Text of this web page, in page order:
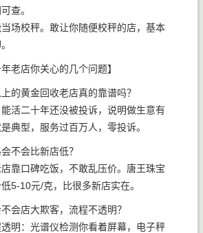
查。
场校秤。敢让你随便校秤的店，基本
老店你关心的几个问题】
的黄金回收老店真的靠谱吗？
活二十年还没被投诉，说明做生意有
典型，服务过百万人，零投诉。
不会比新店低？
靠口碑吃饭，不敢乱压价。唐王珠宝
5-10元/克，比很多新店实在。
会店大欺客，流程不透明？
明：光谱仪检测你看着屏幕，电子秤